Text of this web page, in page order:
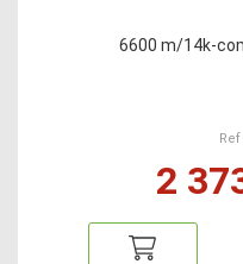
6600 m/14k-
Ref
2